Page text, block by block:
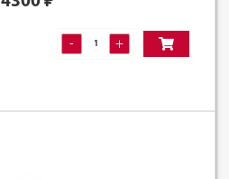
- +